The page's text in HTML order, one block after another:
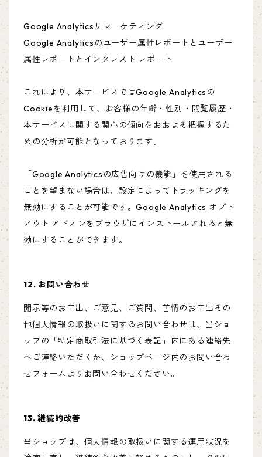
Google Analyticsリマーケティング
Google Analyticsのユーザー属性レポートとユーザー
属性レポートとインタレスト レポート
これにより、本サービスではGoogle Analyticsの
Cookieを利用して、お客様の年齢・性別・閲覧履歴・
本サービスに関する関心の傾向をおおよそ把握するた
めの分析が可能となっております。
「Google Analyticsの広告向けの機能」を使用される
ことを望まない場合は、設定によってトラッキングを
無効にすることが可能です。Google Analytics オプト
アウト アドオンをブラウザにインストールされると無
効にすることができます。
12. お問い合わせ
開示等のお申出、ご意見、ご質問、苦情のお申出その
他個人情報の取扱いに関するお問い合わせは、当ショ
ップの「特定商取引法に基づく表記」内にある連絡先
へご連絡いただくか、ショップページ内のお問い合わ
せフォームよりお問い合わせください。
13. 継続的改善
当ショップは、個人情報の取扱いに関する運用状況を